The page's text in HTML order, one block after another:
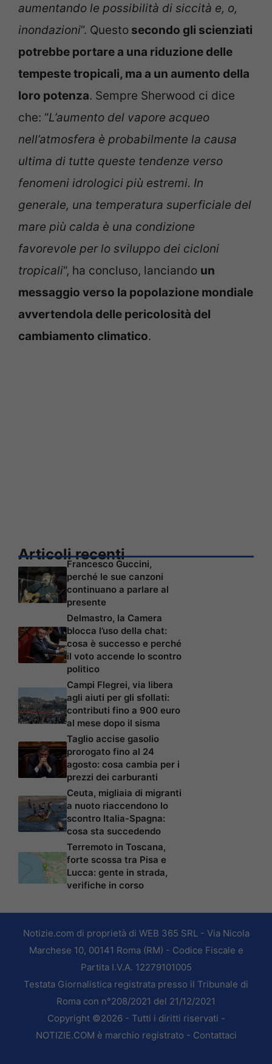
aumentando le possibilità di siccità e, o,
inondazioni”. Questo secondo gli scienziati
potrebbe portare a una riduzione delle
tempeste tropicali, ma a un aumento della
loro potenza. Sempre Sherwood ci dice
che: “L’aumento del vapore acqueo
nell’atmosfera è probabilmente la causa
ultima di tutte queste tendenze verso
fenomeni idrologici più estremi. In
generale, una temperatura superficiale del
mare più calda è una condizione
favorevole per lo sviluppo dei cicloni
tropicali“, ha concluso, lanciando un
messaggio verso la popolazione mondiale
avvertendola delle pericolosità del
cambiamento climatico.
Articoli recenti
Francesco Guccini,
perché le sue canzoni
continuano a parlare al
presente
Delmastro, la Camera
blocca l’uso della chat:
cosa è successo e perché
il voto accende lo scontro
politico
Campi Flegrei, via libera
agli aiuti per gli sfollati:
contributi fino a 900 euro
al mese dopo il sisma
Taglio accise gasolio
prorogato fino al 24
agosto: cosa cambia per i
prezzi dei carburanti
Ceuta, migliaia di migranti
a nuoto riaccendono lo
scontro Italia-Spagna:
cosa sta succedendo
Terremoto in Toscana,
forte scossa tra Pisa e
Lucca: gente in strada,
verifiche in corso
Notizie.com di proprietà di WEB 365 SRL - Via Nicola
Marchese 10, 00141 Roma (RM) - Codice Fiscale e
Partita I.V.A. 12279101005
Testata Giornalistica registrata presso il Tribunale di
Roma con n°208/2021 del 21/12/2021
Copyright ©2026 - Tutti i diritti riservati -
NOTIZIE.COM è marchio registrato - Contattaci